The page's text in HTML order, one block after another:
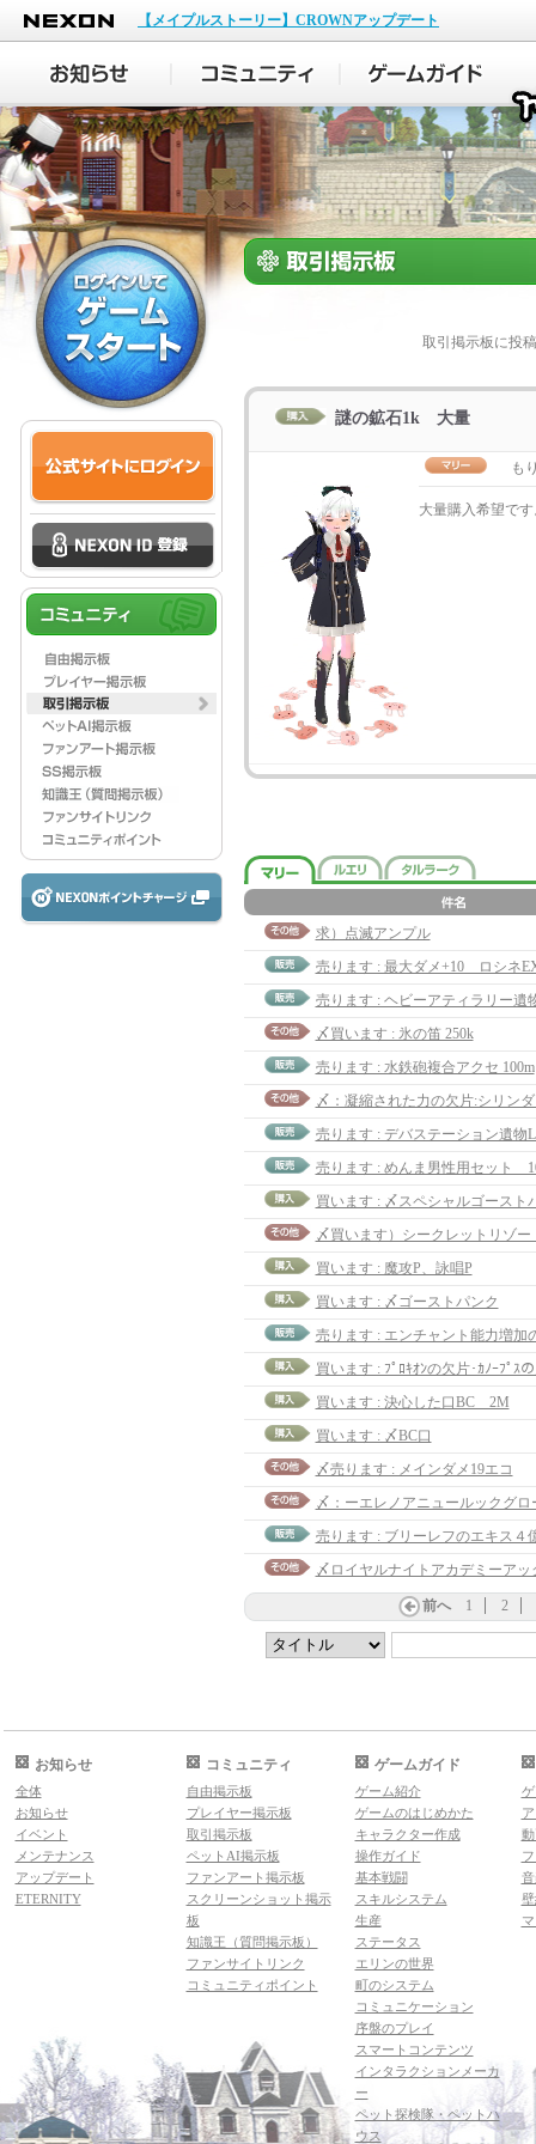
NEXON
【メイプルストーリー】CROWNアップデート
取引掲示板に投
謎の鉱石1k 大量
も
大量購入希望で
求）点滅アンプル
売ります : ヘビーアティラリー遺
〆買います : 氷の笛 250k
売ります : 水鉄砲複合アクセ 100m
売ります : めんま男性用セット
買います : 〆スペシャルゴースト
買います : 魔攻P、詠唱P
買います : 〆ゴーストパンク
買います : ﾌﾟﾛｷｵﾝの欠片･ｶﾉｰﾌﾟｽ
買います : 決心した口BC 2M
買います : 〆BC口
〆売ります : メインダメ19エコ
〆：ーエレノアニュールックグロ
売ります : ブリーレフのエキス４
前へ 1 2
お知らせ
全体
お知らせ
イベント
メンテナンス
アップデート
ETERNITY
コミュニティ
自由掲示板
プレイヤー掲示板
取引掲示板
ペットAI掲示板
ファンアート掲示板
スクリーンショット掲示
板
知識王（質問掲示板）
ファンサイトリンク
コミュニティポイント
ゲームガイド
ゲーム紹介
ゲームのはじめかた
キャラクター作成
操作ガイド
基本戦闘
スキルシステム
生産
ステータス
エリンの世界
町のシステム
コミュニケーション
序盤のプレイ
スマートコンテンツ
インタラクションメーカ
ー
ペット探検隊・ペットハ
ウス